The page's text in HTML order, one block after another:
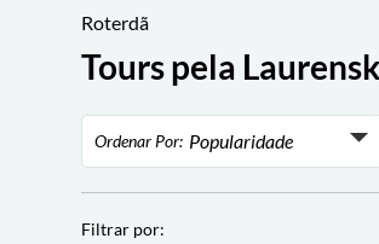
Roterdã
Tours pela
Ordenar Por: Popularidade
Filtrar por: